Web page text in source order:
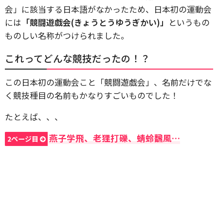
会」に該当する日本語がなかったため、日本初の運動会
には 「競闘遊戯会(きょうとうゆうぎかい)」 というもの
ものしい名称がつけられました。
これってどんな競技だったの！？
この日本初の運動会こと「競闘遊戯会」、名前だけでな
く競技種目の名前もかなりすごいものでした！
たとえば、、、
2ページ目 燕子学飛、老狸打礫、蜻蛉飜風…